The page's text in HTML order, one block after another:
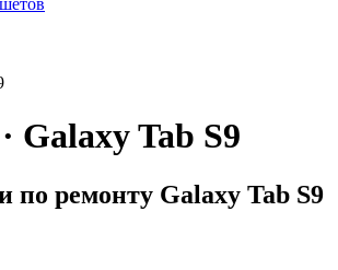
Galaxy Tab S9
по ремонту Galaxy Tab S9